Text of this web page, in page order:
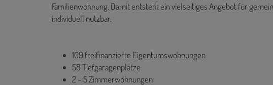
Familienwohnung. Damit entsteht ein vielseitiges Angebot für
individuell nutzbar.
109 freifinanzierte Eigentumswohnungen
58 Tiefgaragenplätze
2 – 5 Zimmerwohnungen